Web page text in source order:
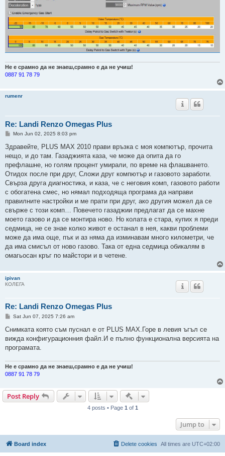
Не е срамно да не знаеш,срамно е да не учиш!
0887 91 78 79
rumenr
Re: Landi Renzo Omegas Plus
P
s
t
Mon Jun 02, 2025 8:03 pm
Здравейте, PLUS MAX 2010 прави връзка с моя компютър, прочита
нещо, и до там. Газаджията каза, че може да опита да го
префлашне, но голям процент умирали, по време на флашването.
Отидох после при друг, Сложи друг компютър и газовото заработи.
Свърза друга диагностика, и каза, че с неговия комп, газовото работи
с обогатена смес, но нямал подходяща програма да направи
правилните настройки и ме прати при друг, ако другия можел да се
свърже с този комп… Повечето газаджии предлагат да се махне
моето газово и да се монтира ново. Но колата е стара, купих я преди
седмица, не се знае колко живот е останал в нея, какви проблеми
може да има още, пък и аз няма да изминавам много километри, че
да има смисъл от ново газово. Така от една седмица обикалям в
омагьосан кръг по майстори и в четене.
ipivan
КОЛЕГА
Re: Landi Renzo Omegas Plus
P
s
Sat Jun 07, 2025 7:26 am
Снимката която съм пуснал е от PLUS MAX.Горе в левия ъгъл се
вижда конфигурационния файл.И е пълно функционална версията на
програмата.
Не е срамно да не знаеш,срамно е да не учиш!
0887 91 78 79
Post Reply Quick-mod tools
4 posts • Page 1 of 1
Jump to
Board index All times are UTC+02:00
Delete cookies